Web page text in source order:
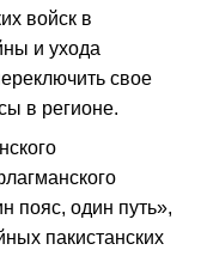
войск в
и ухода
свое
в регионе.
пояс, один путь»,
пакистанских